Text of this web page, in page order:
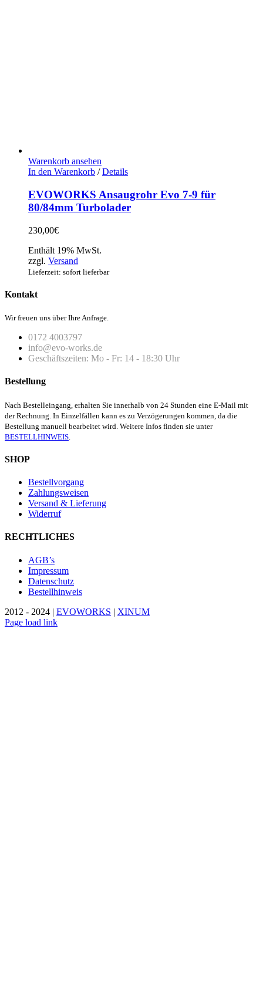
Warenkorb ansehen
In den Warenkorb / Details
EVOWORKS Ansaugrohr Evo 7-9 für
80/84mm Turbolader
230,00€
Enthält 19% MwSt.
zzgl. Versand
Lieferzeit: sofort lieferbar
Kontakt
Wir freuen uns über Ihre Anfrage.
0172 4003797
info@evo-works.de
Geschäftszeiten: Mo - Fr: 14 - 18:30 Uhr
Bestellung
Nach Bestelleingang, erhalten Sie innerhalb von 24 Stunden eine E-Mail mit
der Rechnung. In Einzelfällen kann es zu Verzögerungen kommen, da die
Bestellung manuell bearbeitet wird. Weitere Infos finden sie unter
BESTELLHINWEIS
SHOP
Bestellvorgang
Zahlungsweisen
Versand & Lieferung
Widerruf
RECHTLICHES
AGB’s
Impressum
Datenschutz
Bestellhinweis
2012 - 2024 | EVOWORKS | XINUM
Page load link